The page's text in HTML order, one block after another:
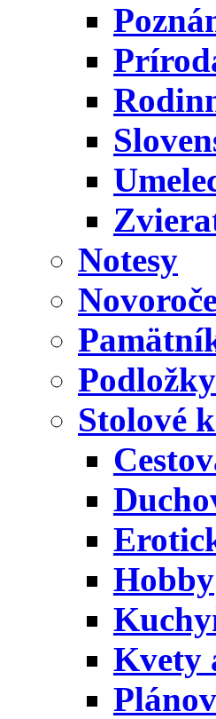
Notesy
Podložky
Stolové
Hobby
Kvety